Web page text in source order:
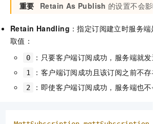
重要 Retain As Publish 的设置不会影
Retain Handling ：指定订阅建立时服务端
取值：
0 ：只要客户端订阅成功，服务端就发
1 ：客户端订阅成功且该订阅之前不存
2 ：即使客户端订阅成功，服务端也不